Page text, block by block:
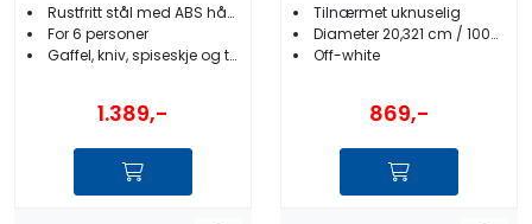
Rustfritt stål med ABS håndtak
For 6 personer
Gaffel, kniv, spiseskje og teskje
1.389,-
Tilnærmet uknuselig
Diameter 20,321 cm / 1000ml
Off-white
869,-